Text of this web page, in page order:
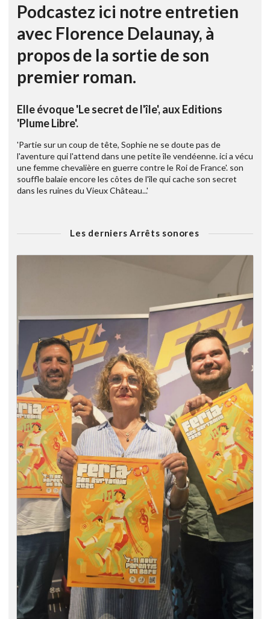
Podcastez ici notre entretien
avec Florence Delaunay, à
propos de la sortie de son
premier roman.
Elle évoque 'Le secret de l'île', aux Editions
'Plume Libre'.
'Partie sur un coup de tête, Sophie ne se doute pas de
l'aventure qui l'attend dans une petite île vendéenne. ici a vécu
une femme chevalière en guerre contre le Roi de France'. son
souffle balaie encore les côtes de l'île qui cache son secret
dans les ruines du Vieux Château...'
Les derniers Arrêts sonores